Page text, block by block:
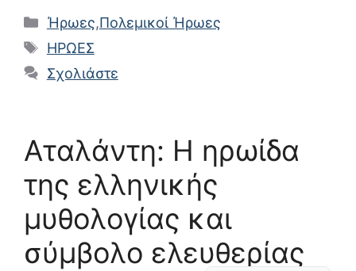
Κατηγορίες
Ήρωες,Πολεμικοί Ήρωες
Ετικέτες
ΗΡΩΕΣ
Σχολιάστε
Αταλάντη: Η ηρωίδα
της ελληνικής
μυθολογίας και
σύμβολο ελευθερίας